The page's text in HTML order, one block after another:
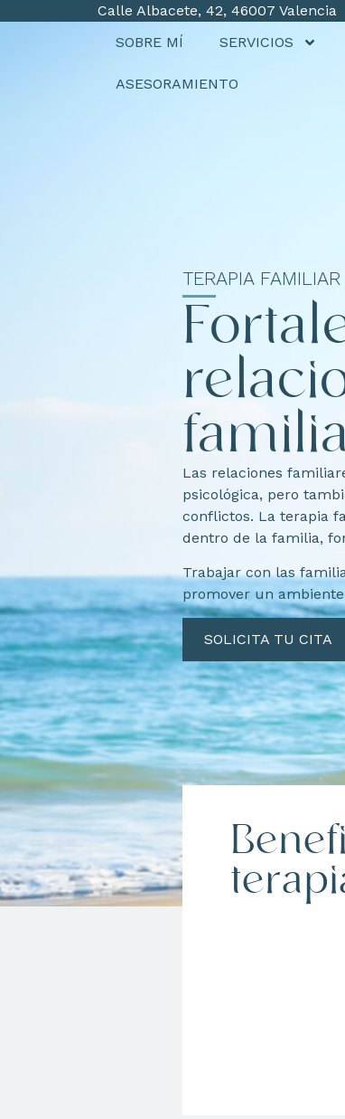
Calle Albacete, 42, 46007 Valencia
SOBRE MÍ
SERVICIOS
ASESORAMIENTO
TERAPIA
Las relaciones
psicológica, pero
conflictos. La terapia
dentro de la familia,
Trabajar con las
promover un
SOLICITA TU CITA